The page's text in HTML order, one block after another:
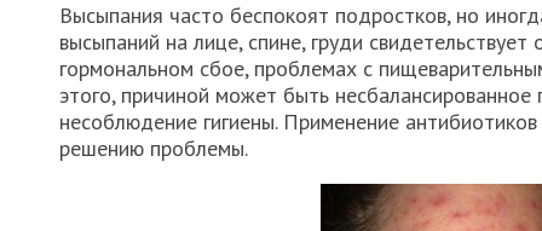
Высыпания часто беспокоят подростков, но
высыпаний на лице, спине, груди
гормональном сбое, проблемах с
этого, причиной может быть несбалансированное
несоблюдение гигиены. Применение
решению проблемы.